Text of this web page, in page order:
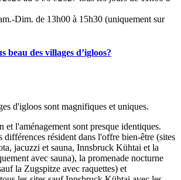
Dim. de 13h00 à 15h30 (uniquement sur
beau des villages d’igloos?
d'igloos sont magnifiques et uniques.
et l'aménagement sont presque identiques.
différences résident dans l'offre bien-être (sites
jacuzzi et sauna, Innsbruck Kühtai et la
avec sauna), la promenade nocturne
la Zugspitze avec raquettes) et